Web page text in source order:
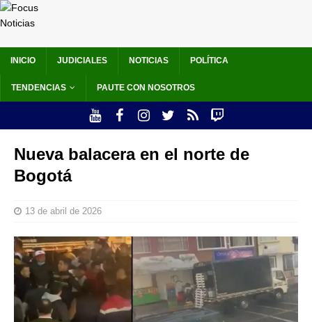
INICIO JUDICIALES NOTICIAS POLÍTICA
TENDENCIAS PAUTE CON NOSOTROS
Nueva balacera en el norte de
Bogotá
13 de abril de 2026